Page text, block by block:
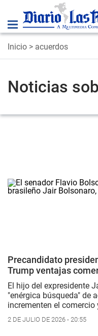
Inicio > acuerdos
Noticias
Precandidato
Trump ventajas
El hijo del expresidente
"enérgica búsqueda" de
incrementen el comercio
2 DE JULIO DE 2026 - 20:55